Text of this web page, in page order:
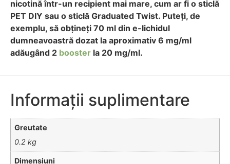
nicotină într-un recipient mai mare, cum ar fi o sticlă
PET DIY sau o sticlă Graduated Twist. Puteți, de
exemplu, să obțineți 70 ml din e-lichidul
dumneavoastră dozat la aproximativ 6 mg/ml
adăugând 2 booster la 20 mg/ml.
Informații suplimentare
Greutate
0.2 kg
Dimensiuni